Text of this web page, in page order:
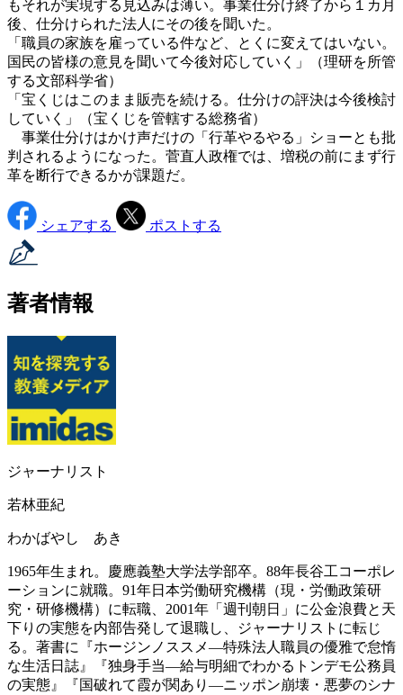
もそれが実現する見込みは薄い。事業仕分け終了から１カ月
後、仕分けられた法人にその後を聞いた。
「職員の家族を雇っている件など、とくに変えてはいない。
国民の皆様の意見を聞いて今後対応していく」（理研を所管
する文部科学省）
「宝くじはこのまま販売を続ける。仕分けの評決は今後検討
していく」（宝くじを管轄する総務省）
事業仕分けはかけ声だけの「行革やるやる」ショーとも批
判されるようになった。菅直人政権では、増税の前にまず行
革を断行できるかが課題だ。
シェアする ポストする
著者情報
ジャーナリスト
若林亜紀
わかばやし あき
1965年生まれ。慶應義塾大学法学部卒。88年長谷工コーポレ
ーションに就職。91年日本労働研究機構（現・労働政策研
究・研修機構）に転職、2001年「週刊朝日」に公金浪費と天
下りの実態を内部告発して退職し、ジャーナリストに転じ
る。著書に『ホージンノススメ―特殊法人職員の優雅で怠惰
な生活日誌』『独身手当―給与明細でわかるトンデモ公務員
の実態』『国破れて霞が関あり―ニッポン崩壊・悪夢のシナ